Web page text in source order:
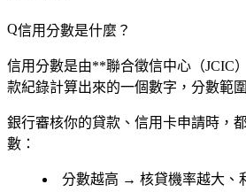
信用分數是什麼？
信用分數是由**聯合徵信中心（JCIC
款紀錄計算出來的一個數字，分數範
銀行審核你的貸款、信用卡申請時，
數：
分數越高 → 核貸機率越大、